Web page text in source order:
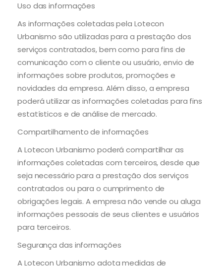
Uso das informações
As informações coletadas pela Lotecon
Urbanismo são utilizadas para a prestação dos
serviços contratados, bem como para fins de
comunicação com o cliente ou usuário, envio de
informações sobre produtos, promoções e
novidades da empresa. Além disso, a empresa
poderá utilizar as informações coletadas para fins
estatísticos e de análise de mercado.
Compartilhamento de informações
A Lotecon Urbanismo poderá compartilhar as
informações coletadas com terceiros, desde que
seja necessário para a prestação dos serviços
contratados ou para o cumprimento de
obrigações legais. A empresa não vende ou aluga
informações pessoais de seus clientes e usuários
para terceiros.
Segurança das informações
A Lotecon Urbanismo adota medidas de